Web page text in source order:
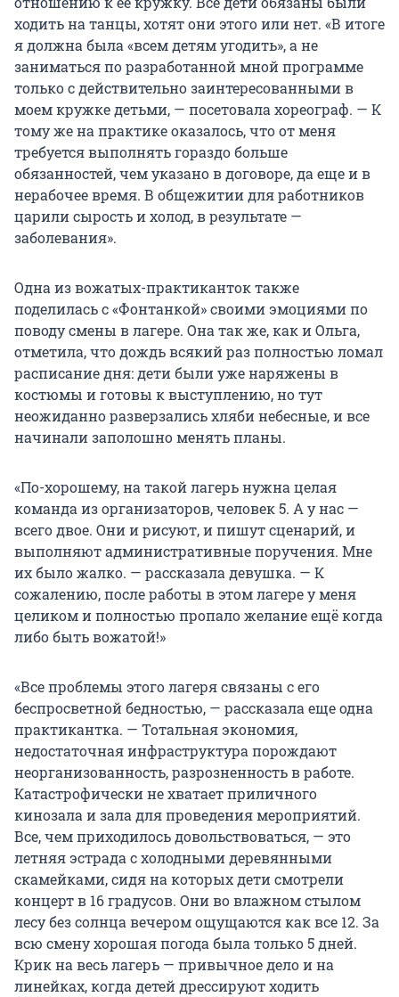
ходить на танцы, хотят они этого или нет. «В итоге
я должна была «всем детям угодить», а не
заниматься по разработанной мной программе
только с действительно заинтересованными в
моем кружке детьми, — посетовала хореограф. — К
тому же на практике оказалось, что от меня
требуется выполнять гораздо больше
обязанностей, чем указано в договоре, да еще и в
нерабочее время. В общежитии для работников
царили сырость и холод, в результате —
заболевания».
Одна из вожатых-практиканток также
поделилась с «Фонтанкой» своими эмоциями по
поводу смены в лагере. Она так же, как и Ольга,
отметила, что дождь всякий раз полностью ломал
расписание дня: дети были уже наряжены в
костюмы и готовы к выступлению, но тут
неожиданно разверзались хляби небесные, и все
начинали заполошно менять планы.
«По-хорошему, на такой лагерь нужна целая
команда из организаторов, человек 5. А у нас —
всего двое. Они и рисуют, и пишут сценарий, и
выполняют административные поручения. Мне
их было жалко. — рассказала девушка. — К
сожалению, после работы в этом лагере у меня
целиком и полностью пропало желание ещё когда
либо быть вожатой!»
«Все проблемы этого лагеря связаны с его
беспросветной бедностью, — рассказала еще одна
практикантка. — Тотальная экономия,
недостаточная инфраструктура порождают
неорганизованность, разрозненность в работе.
Катастрофически не хватает приличного
кинозала и зала для проведения мероприятий.
Все, чем приходилось довольствоваться, — это
летняя эстрада с холодными деревянными
скамейками, сидя на которых дети смотрели
концерт в 16 градусов. Они во влажном стылом
лесу без солнца вечером ощущаются как все 12. За
всю смену хорошая погода была только 5 дней.
Крик на весь лагерь — привычное дело и на
линейках, когда детей дрессируют ходить